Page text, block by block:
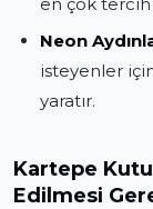
Neon
isteyenler
yaratır.
Kartepe
Edilmesi